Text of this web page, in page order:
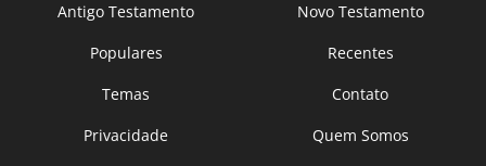
Antigo Testamento
Novo Testamento
Populares
Recentes
Temas
Contato
Privacidade
Quem Somos